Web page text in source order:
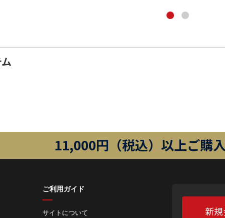
11,000円（税込）以上ご購
ご利用ガイド
サイトについて
新